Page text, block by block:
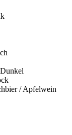
/ Apfelwein